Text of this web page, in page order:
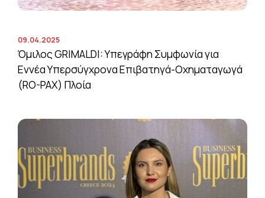
09.04.2025
Όμιλος GRIMALDI: Υπεγράφη Συμφωνία για
Εννέα Υπερσύγχρονα Επιβατηγά-Οχηματαγωγά
(RO-PAX) Πλοία